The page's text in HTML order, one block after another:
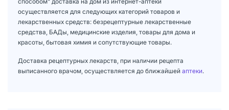
осуществляется для следующих категорий товаров и
лекарственных средств: безрецептурные лекарственные
средства, БАДы, медицинские изделия, товары для дома и
красоты, бытовая химия и сопутствующие товары.
Доставка рецептурных лекарств, при наличии рецепта
выписанного врачом, осуществляется до ближайшей аптеки.